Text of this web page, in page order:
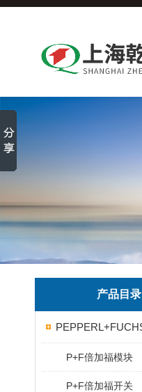
产品目录
P+F倍加福模块
P+F倍加福开关